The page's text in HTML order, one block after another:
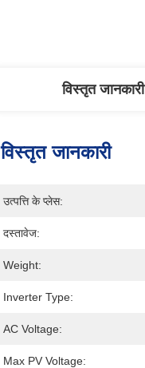
विस्तृत जानकारी
विस्तृत जानकारी
उत्पत्ति के प्लेस:
दस्तावेज:
Weight:
Inverter Type:
AC Voltage:
Max PV Voltage: